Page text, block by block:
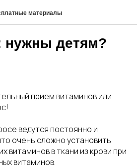
материалы
нужны детям?
прием витаминов или
ведутся постоянно и
очень сложно установить
витаминов в ткани из крови при
витаминов.